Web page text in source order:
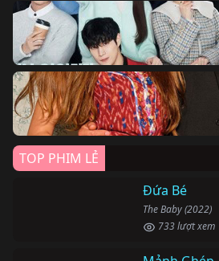
TOP PHIM LẺ
Đứa Bé
The Baby (2022)
733 lượt xem